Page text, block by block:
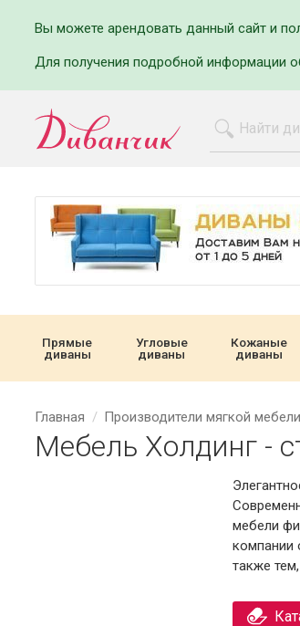
Вы можете арендовать данный сайт и
Для получения подробной информации
Прямые
диваны
Угловые
диваны
Кожаные
диваны
Главная Производители мягкой мебели
Мебель Холдинг -
мебели
компании
также